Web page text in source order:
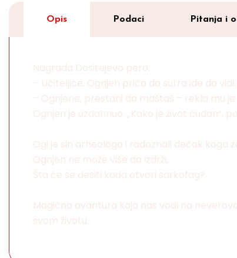
Opis Podaci Pitanja i
Nagrada Dositejevo pero.
– Učiteljice, Ognjen priča da sutra ide da
– Ognjene, prestani da maštaš – rekla mu
Ognjen je uzdahnuo. „Kako je život čudan“,
Ogi je sin arheologa i radoznali dečak koga
Ognjen ne može više da izdrži.
Šta će se desiti kada otvori sarkofag?
Magična avantura koja nas vodi na
svom životu.